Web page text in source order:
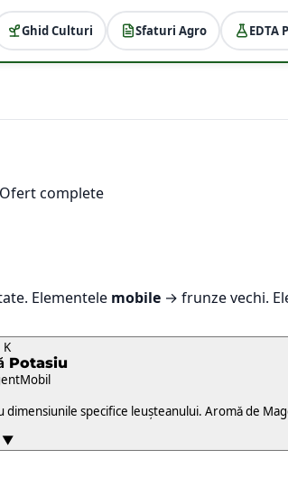
Ghid Culturi Sfaturi Agro EDTA
complete
Elementele mobile → frunze vechi.
K
Potasiu
Mobil
specifice leușteanului. Aromă de
▼